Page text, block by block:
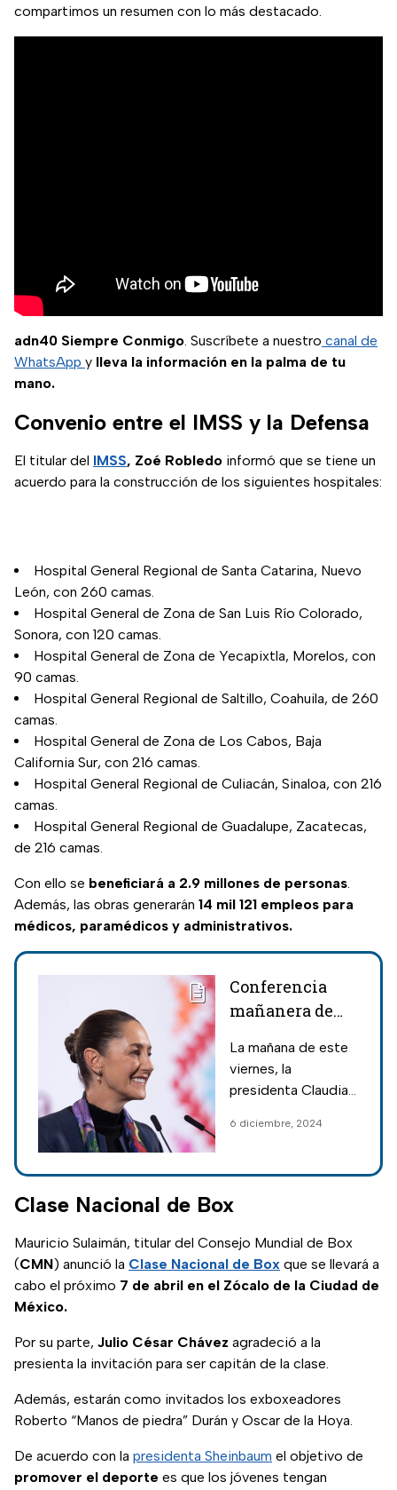
compartimos un resumen con lo más destacado.
adn40 Siempre Conmigo. Suscríbete a nuestro canal de
WhatsApp y lleva la información en la palma de tu
mano.
Convenio entre el IMSS y la Defensa
El titular del IMSS, Zoé Robledo informó que se tiene un
acuerdo para la construcción de los siguientes hospitales:
Hospital General Regional de Santa Catarina, Nuevo
León, con 260 camas.
Hospital General de Zona de San Luis Río Colorado,
Sonora, con 120 camas.
Hospital General de Zona de Yecapixtla, Morelos, con
90 camas.
Hospital General Regional de Saltillo, Coahuila, de 260
camas.
Hospital General de Zona de Los Cabos, Baja
California Sur, con 216 camas.
Hospital General Regional de Culiacán, Sinaloa, con 216
camas.
Hospital General Regional de Guadalupe, Zacatecas,
de 216 camas.
Con ello se beneficiará a 2.9 millones de personas.
Además, las obras generarán 14 mil 121 empleos para
médicos, paramédicos y administrativos.
Conferencia
mañanera de
Sheinbaum este
viernes
La mañana de este
viernes, la
presidenta Claudia
su conferencia
se abordaron
6 diciembre, 2024
Clase Nacional de Box
Mauricio Sulaimán, titular del Consejo Mundial de Box
(CMN) anunció la Clase Nacional de Box que se llevará a
cabo el próximo 7 de abril en el Zócalo de la Ciudad de
México.
Por su parte, Julio César Chávez agradeció a la
presienta la invitación para ser capitán de la clase.
Además, estarán como invitados los exboxeadores
Roberto “Manos de piedra” Durán y Oscar de la Hoya.
De acuerdo con la presidenta Sheinbaum el objetivo de
promover el deporte es que los jóvenes tengan